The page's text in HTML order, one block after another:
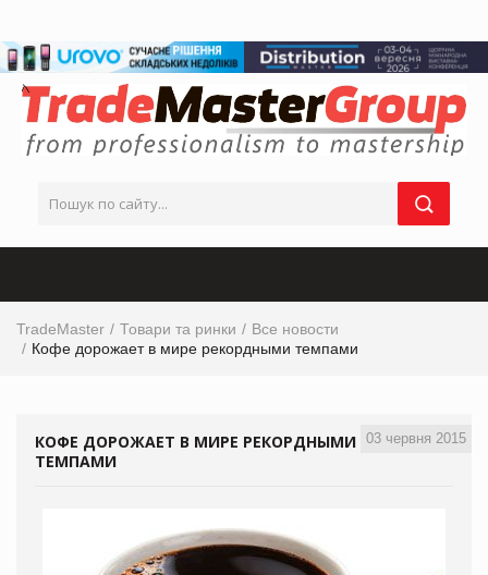
TradeMaster Товари та ринки
Все новости
Кофе дорожает в мире рекордными темпами
03 червня 2015
КОФЕ ДОРОЖАЕТ В МИРЕ РЕКОРДНЫМИ
ТЕМПАМИ